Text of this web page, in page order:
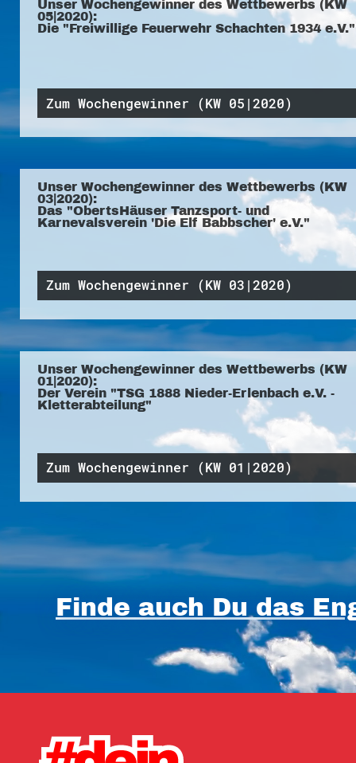
Unser Wochengewinner des Wettbewerbs (KW
05|2020):
Die "Freiwillige Feuerwehr Schachten 1934 e.V."
Zum Wochengewinner (KW 05|2020)
Unser Wochengewinner des Wettbewerbs (KW
03|2020):
Das "ObertsHäuser Tanzsport- und
Karnevalsverein 'Die Elf Babbscher' e.V."
Zum Wochengewinner (KW 03|2020)
Unser Wochengewinner des Wettbewerbs (KW
01|2020):
Der Verein "TSG 1888 Nieder-Erlenbach e.V. -
Kletterabteilung"
Zum Wochengewinner (KW 01|2020)
Finde auch Du das